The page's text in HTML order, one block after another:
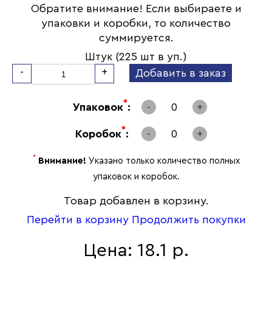
Обратите внимание! Если выбираете и
упаковки и коробки, то количество
суммируется.
Штук (225 шт в уп.)
-
+ Добавить в заказ
Упаковок*: - 0 +
Коробок*: - 0 +
* Внимание! Указано только количество полных
упаковок и коробок.
Товар добавлен в корзину.
Перейти в корзину Продолжить покупки
Цена: 18.1 р.